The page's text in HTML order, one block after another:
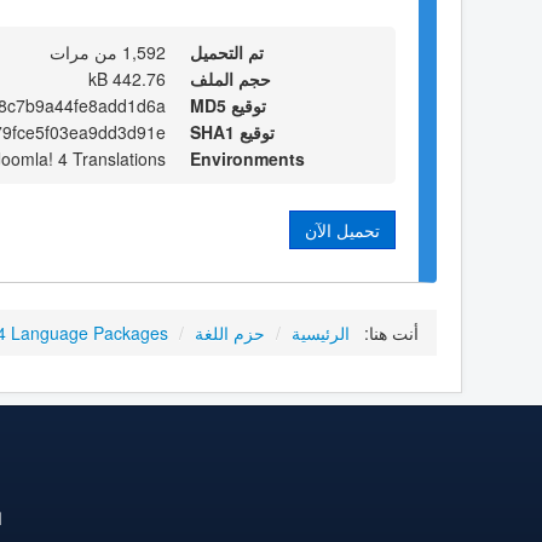
تم التحميل
1,592 من مرات
حجم الملف
442.76 kB
توقيع MD5
توقيع SHA1
Environments
4 Translations
تحميل الآن
أنت هنا: الرئيسية / حزم اللغة /
Language Packages